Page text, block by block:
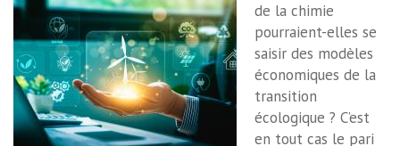
de la chimie
pourraient-elles se
saisir des modèles
économiques de la
transition
écologique ? C’est
en tout cas le pari